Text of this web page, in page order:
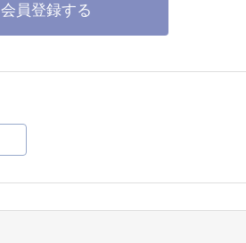
会員登録する